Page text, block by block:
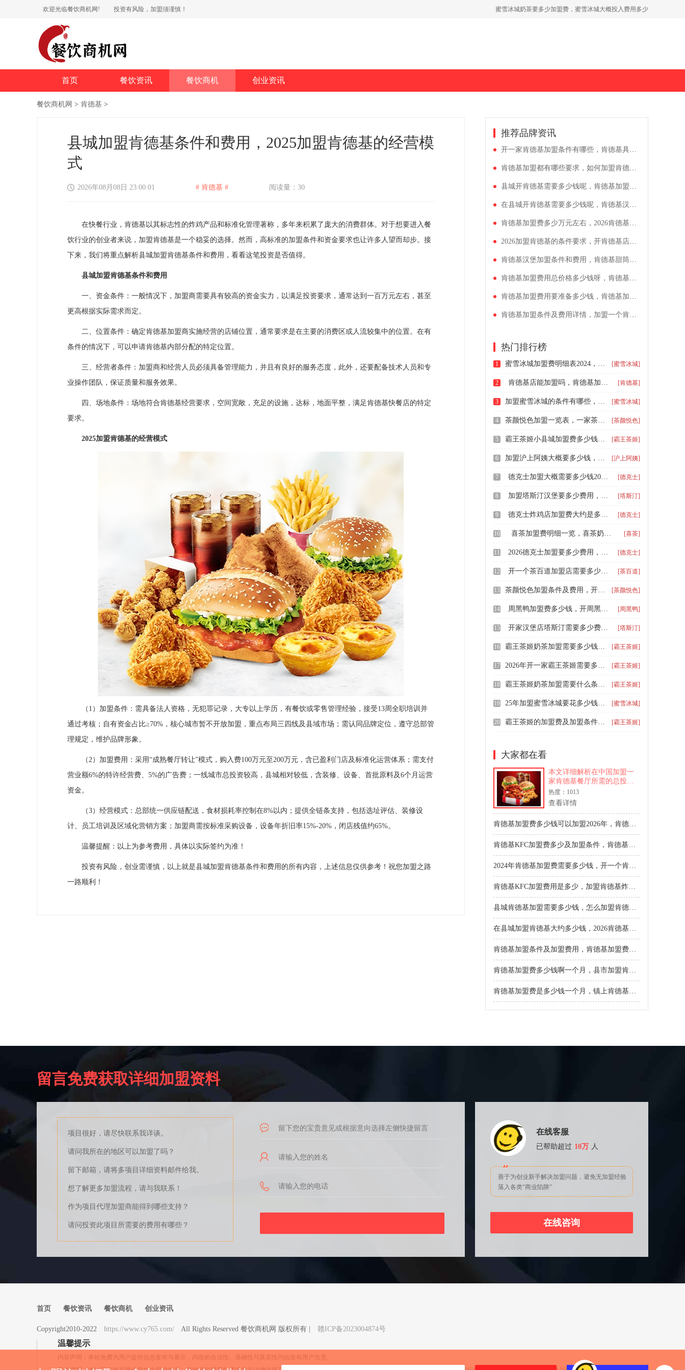
欢迎光临餐饮商机网! 投资有风险，加盟须谨慎！
首页 餐饮资讯 餐饮商机 创业资讯
餐饮商机网 > 肯德基 >
县城加盟肯德基条件和费用，2025加盟肯德基的经营模
式
2026年08月08日 23:00:01 # 肯德基 # 阅读量：30
在快餐行业，肯德基以其标志性的炸鸡产品和标准化管理著称，多年来积累了庞大的消费群体。对于想要进入餐
饮行业的创业者来说，加盟肯德基是一个稳妥的选择。然而，高标准的加盟条件和资金要求也让许多人望而却步。接
下来，我们将重点解析县城加盟肯德基条件和费用，看看这笔投资是否值得。
县城加盟肯德基条件和费用
一、资金条件：一般情况下，加盟商需要具有较高的资金实力，以满足投资要求，通常达到一百万元左右，甚至
更高根据实际需求而定。
二、位置条件：确定肯德基加盟商实施经营的店铺位置，通常要求是在主要的消费区或人流较集中的位置。在有
条件的情况下，可以申请肯德基内部分配的特定位置。
三、经营者条件：加盟商和经营人员必须具备管理能力，并且有良好的服务态度，此外，还要配备技术人员和专
业操作团队，保证质量和服务效果。
四、场地条件：场地符合肯德基经营要求，空间宽敞，充足的设施，达标，地面平整，满足肯德基快餐店的特定
要求。
2025加盟肯德基的经营模式
（1）加盟条件：需具备法人资格，无犯罪记录，大专以上学历，有餐饮或零售管理经验，接受13周全职培训并
通过考核；自有资金占比≥70%，核心城市暂不开放加盟，重点布局三四线及县域市场；需认同品牌定位，遵守总部管
理规定，维护品牌形象。
（2）加盟费用：采用“成熟餐厅转让”模式，购入费100万元至200万元，含已盈利门店及标准化运营体系；需支付
营业额6%的特许经营费、5%的广告费；一线城市总投资较高，县城相对较低，含装修、设备、首批原料及6个月运营
资金。
（3）经营模式：总部统一供应链配送，食材损耗率控制在8%以内；提供全链条支持，包括选址评估、装修设
计、员工培训及区域化营销方案；加盟商需按标准采购设备，设备年折旧率15%-20%，闭店残值约65%。
温馨提醒：以上为参考费用，具体以实际签约为准！
投资有风险，创业需谨慎，以上就是县城加盟肯德基条件和费用的所有内容，上述信息仅供参考！祝您加盟之路
一路顺利！
推荐品牌资讯
开一家肯德基加盟条件有哪些，肯德基具体加盟费多少万元
肯德基加盟都有哪些要求，如何加盟肯德基连锁店
县城开肯德基需要多少钱呢，肯德基加盟条件是什么
在县城开肯德基需要多少钱呢，肯德基汉堡加盟费用投资价目表
肯德基加盟费多少万元左右，2026肯德基加盟流程及条件揭秘
2026加盟肯德基的条件要求，开肯德基店大概投资多少钱
肯德基汉堡加盟条件和费用，肯德基甜筒冰激凌加盟多少钱
肯德基加盟费用总价格多少钱呀，肯德基加盟费多少钱可以加盟县城
肯德基加盟费用要准备多少钱，肯德基加盟多少钱费用（2026年解析）
肯德基加盟条件及费用详情，加盟一个肯德基加盟费多少钱
热门排行榜
1 蜜雪冰城加盟费明细表2024，三线城市蜜雪冰城加盟需要多少钱 [蜜雪冰城]
2 肯德基店能加盟吗，肯德基加盟要多少资金 [肯德基]
3 加盟蜜雪冰城的条件有哪些，蜜雪冰城奶茶加盟费明细表 [蜜雪冰城]
4 茶颜悦色加盟一览表，一家茶颜悦色奶茶店要多少钱啊 [茶颜悦色]
5 霸王茶姬小县城加盟费多少钱，2026适合在小县城开的奶茶加盟店 [霸王茶姬]
6 加盟沪上阿姨大概要多少钱，加盟沪上阿姨需要多少费用 [沪上阿姨]
7 德克士加盟大概需要多少钱2026年，德克士的加盟方式灵活吗 [德克士]
8 加盟塔斯汀汉堡要多少费用，塔斯汀汉堡的加盟费用是多少 [塔斯汀]
9 德克士炸鸡店加盟费大约是多少钱，德克士汉堡加盟方法 [德克士]
10 喜茶加盟费明细一览，喜茶奶茶店加盟费及条件详情 [喜茶]
11 2026德克士加盟要多少费用，德克士加盟投资要多少钱 [德克士]
12 开一个茶百道加盟店需要多少钱，茶百道加盟费用和加盟条件明细表 [茶百道]
13 茶颜悦色加盟条件及费用，开家茶颜悦色加盟条件 [茶颜悦色]
14 周黑鸭加盟费多少钱，开周黑鸭店需要什么条件 [周黑鸭]
15 开家汉堡店塔斯汀需要多少费用，塔斯汀汉堡的加盟费多少钱 [塔斯汀]
16 霸王茶姬奶茶加盟需要多少钱呢，开一间霸王茶姬加盟费用是多少 [霸王茶姬]
17 2026年开一家霸王茶姬需要多少钱，霸王茶姬值不值得现在加盟 [霸王茶姬]
18 霸王茶姬奶茶加盟需要什么条件，开一间霸王茶姬加盟费用是多少合适 [霸王茶姬]
19 25年加盟蜜雪冰城要花多少钱，现在蜜雪冰城奶茶店怎样加盟 [蜜雪冰城]
20 霸王茶姬的加盟费及加盟条件，加盟霸王茶姬奶茶店要准备多少钱 [霸王茶姬]
大家都在看
本文详细解析在中国加盟一
家肯德基餐厅所需的总投资
费用，范围在350万至500万
元人民币，并列出加盟费、
初始费等核心成本。同时全
金实力、个人资质及经营管
理参与度等方面的严格申请
条件，为潜在投资者提供清
晰的决策参考。
热度：1013
查看详情
肯德基加盟费多少钱可以加盟2026年，肯德基炸鸡店加盟费明细表
肯德基KFC加盟费多少及加盟条件，肯德基可以加盟吗多少的加盟费
2024年肯德基加盟费需要多少钱，开一个肯德基店加盟需要多少钱
肯德基KFC加盟费用是多少，加盟肯德基炸鸡加盟费及加盟条件
县城肯德基加盟需要多少钱，怎么加盟肯德基要多少钱
在县城加盟肯德基大约多少钱，2026肯德基汉堡店开店步骤及流程
肯德基加盟条件及加盟费用，肯德基加盟费用是多少
肯德基加盟费多少钱啊一个月，县市加盟肯德基要多少钱
肯德基加盟费是多少钱一个月，镇上肯德基加盟需要什么条件
留言免费获取详细加盟资料
项目很好，请尽快联系我详谈。
请问我所在的地区可以加盟了吗？
留下邮箱，请将多项目详细资料邮件给我。
想了解更多加盟流程，请与我联系！
作为项目代理加盟商能得到哪些支持？
请问投资此项目所需要的费用有哪些？
在线客服
已帮助超过 10万 人
善于为创业新手解决加盟问题，避免无加盟经验
落入各类“商业陷阱”
在线咨询
首页 餐饮资讯 餐饮商机 创业资讯
Copyright2010-2022 https://www.cy765.com/ All Rights Reserved 餐饮商机网 版权所有 | 赣ICP备2023004874号
温馨提示
内容声明：本站免费为用户提供信息发布与展示，内容的合法性、准确性与真实性均由发布用户负责。